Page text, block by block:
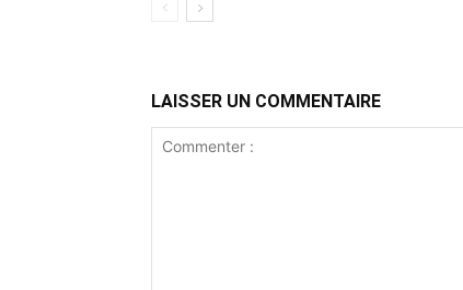
LAISSER UN COMMENTAIRE